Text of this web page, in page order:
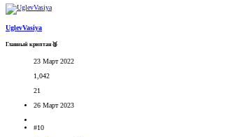
UglevVasiya
Главный криптан🥈
23 Март 2022
1,042
21
26 Март 2023
#10